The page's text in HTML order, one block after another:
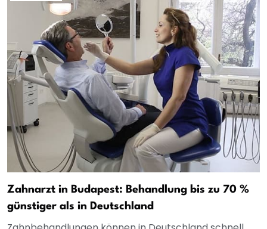
Zahnarzt in Budapest: Behandlung bis zu 70 %
günstiger als in Deutschland